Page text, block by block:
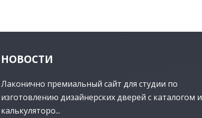
НОВОСТИ
Лаконично премиальный сайт для студии по
изготовлению дизайнерских дверей с каталогом и
калькуляторо...